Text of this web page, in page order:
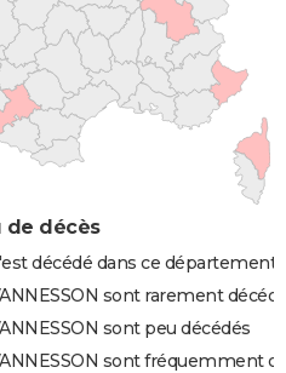
de décès
décédé dans ce département
sont rarement
sont peu décédés
sont fréquemment